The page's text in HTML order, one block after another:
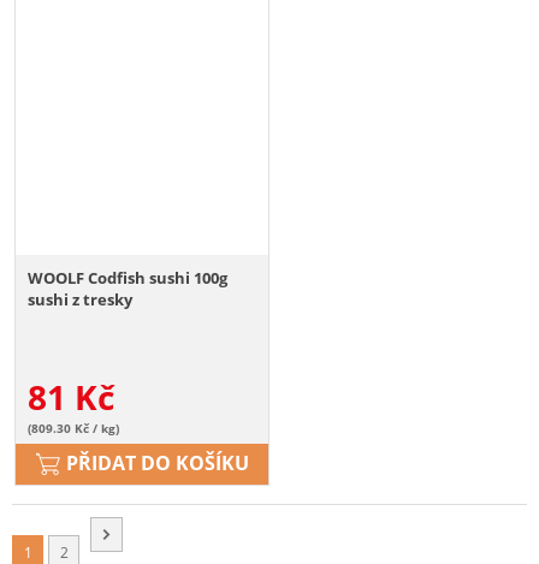
WOOLF Codfish sushi 100g
sushi z tresky
81 Kč
(809.30 Kč / kg)
PŘIDAT DO KOŠÍKU
1 2